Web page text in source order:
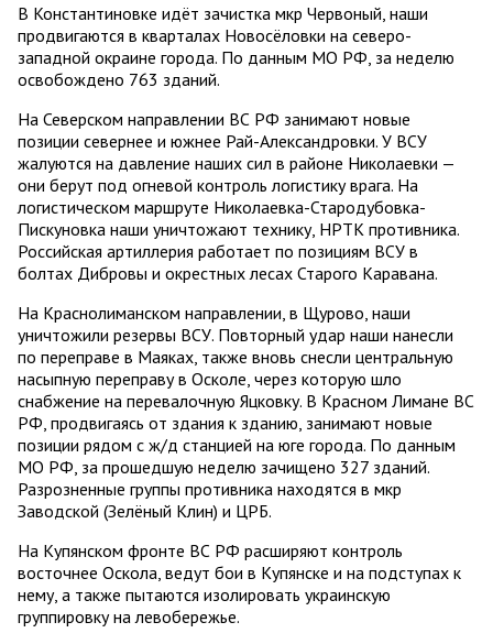
В Константиновке идёт зачистка мкр Червоный, наши
продвигаются в кварталах Новосёловки на северо-
западной окраине города. По данным МО РФ, за неделю
освобождено 763 зданий.
На Северском направлении ВС РФ занимают новые
позиции севернее и южнее Рай-Александровки. У ВСУ
жалуются на давление наших сил в районе Николаевки —
они берут под огневой контроль логистику врага. На
логистическом маршруте Николаевка-Стародубовка-
Пискуновка наши уничтожают технику, НРТК противника.
Российская артиллерия работает по позициям ВСУ в
болтах Дибровы и окрестных лесах Старого Каравана.
На Краснолиманском направлении, в Щурово, наши
уничтожили резервы ВСУ. Повторный удар наши нанесли
по переправе в Маяках, также вновь снесли центральную
насыпную переправу в Осколе, через которую шло
снабжение на перевалочную Яцковку. В Красном Лимане ВС
РФ, продвигаясь от здания к зданию, занимают новые
позиции рядом с ж/д станцией на юге города. По данным
МО РФ, за прошедшую неделю зачищено 327 зданий.
Разрозненные группы противника находятся в мкр
Заводской (Зелёный Клин) и ЦРБ.
На Купянском фронте ВС РФ расширяют контроль
восточнее Оскола, ведут бои в Купянске и на подступах к
нему, а также пытаются изолировать украинскую
группировку на левобережье.